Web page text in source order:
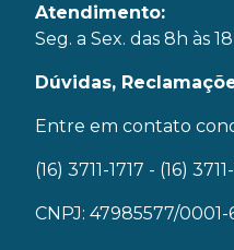
Atendimento:
Seg. a Sex. das 8h às
Dúvidas,
Entre em contato
(16) 3711-1717 - (16)
CNPJ: 47985577/0001-